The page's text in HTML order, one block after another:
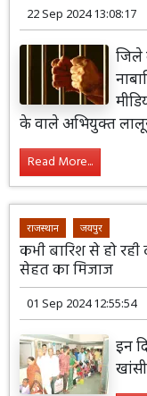
22 Sep 2024 13:08:17
जिले
के वाले अभियुक्त
Read More...
राजस्थान जयपुर
कभी बारिश से हो
सेहत का मिजाज
01 Sep 2024 12:55:54
इन